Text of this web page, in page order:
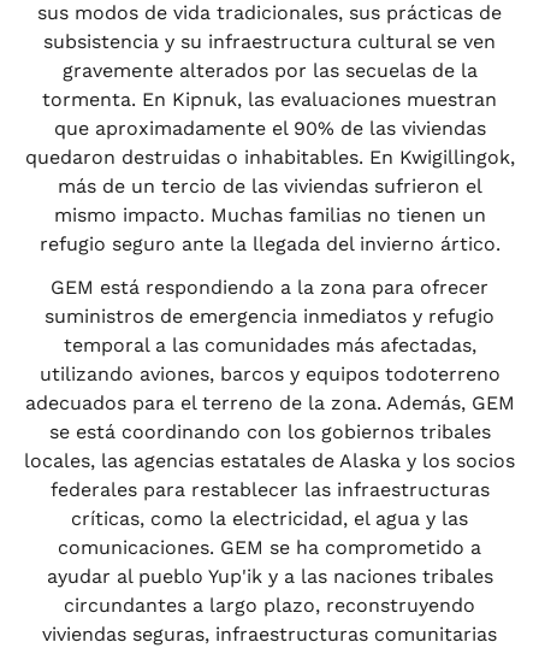
sus modos de vida tradicionales, sus prácticas de
subsistencia y su infraestructura cultural se ven
gravemente alterados por las secuelas de la
tormenta. En Kipnuk, las evaluaciones muestran
que aproximadamente el 90% de las viviendas
quedaron destruidas o inhabitables. En Kwigillingok,
más de un tercio de las viviendas sufrieron el
mismo impacto. Muchas familias no tienen un
refugio seguro ante la llegada del invierno ártico.
GEM está respondiendo a la zona para ofrecer
suministros de emergencia inmediatos y refugio
temporal a las comunidades más afectadas,
utilizando aviones, barcos y equipos todoterreno
adecuados para el terreno de la zona. Además, GEM
se está coordinando con los gobiernos tribales
locales, las agencias estatales de Alaska y los socios
federales para restablecer las infraestructuras
críticas, como la electricidad, el agua y las
comunicaciones. GEM se ha comprometido a
ayudar al pueblo Yup'ik y a las naciones tribales
circundantes a largo plazo, reconstruyendo
viviendas seguras, infraestructuras comunitarias